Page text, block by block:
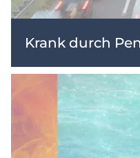
Krank durch